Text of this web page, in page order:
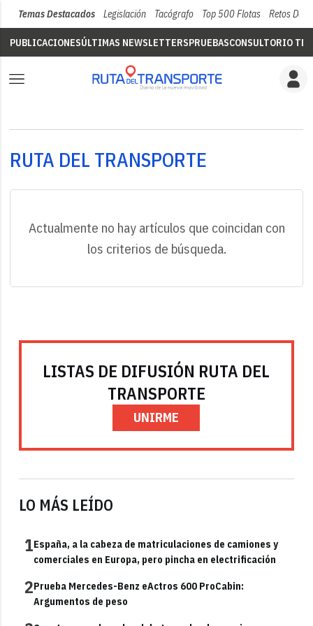
Temas Destacados Legislación Tacógrafo Top 500 Flotas Retos Del
PUBLICACIONESÚLTIMAS NEWSLETTERSPRUEBASCONSULTORIO
RUTA DEL TRANSPORTE
Actualmente no hay artículos que coincidan con
los criterios de búsqueda.
LISTAS DE DIFUSIÓN RUTA DEL
TRANSPORTE
UNIRME
LO MÁS LEÍDO
1España, a la cabeza de matriculaciones de camiones y
comerciales en Europa, pero pincha en electrificación
2Prueba Mercedes-Benz eActros 600 ProCabin:
Argumentos de peso